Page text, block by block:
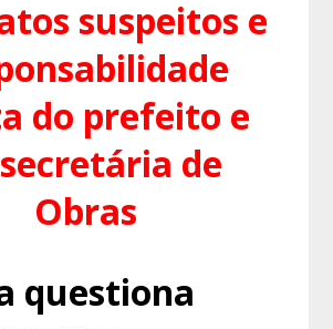
suspeitos e
do prefeito e
de
Obras
questiona